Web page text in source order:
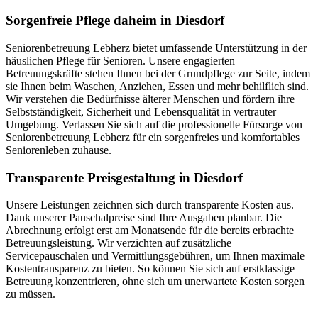
Sorgenfreie Pflege daheim in Diesdorf
Seniorenbetreuung Lebherz bietet umfassende Unterstützung in der
häuslichen Pflege für Senioren. Unsere engagierten
Betreuungskräfte stehen Ihnen bei der Grundpflege zur Seite, indem
sie Ihnen beim Waschen, Anziehen, Essen und mehr behilflich sind.
Wir verstehen die Bedürfnisse älterer Menschen und fördern ihre
Selbstständigkeit, Sicherheit und Lebensqualität in vertrauter
Umgebung. Verlassen Sie sich auf die professionelle Fürsorge von
Seniorenbetreuung Lebherz für ein sorgenfreies und komfortables
Seniorenleben zuhause.
Transparente Preisgestaltung in Diesdorf
Unsere Leistungen zeichnen sich durch transparente Kosten aus.
Dank unserer Pauschalpreise sind Ihre Ausgaben planbar. Die
Abrechnung erfolgt erst am Monatsende für die bereits erbrachte
Betreuungsleistung. Wir verzichten auf zusätzliche
Servicepauschalen und Vermittlungsgebühren, um Ihnen maximale
Kostentransparenz zu bieten. So können Sie sich auf erstklassige
Betreuung konzentrieren, ohne sich um unerwartete Kosten sorgen
zu müssen.